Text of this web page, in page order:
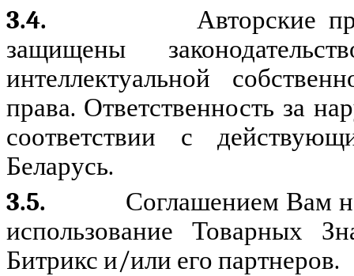
3.4.
Авторские
защищены
интеллектуальной
права. Ответственность за
соответствии с
Беларусь.
3.5.
Соглашением Вам
использование Товарных
Битрикс и/или его партнеров.